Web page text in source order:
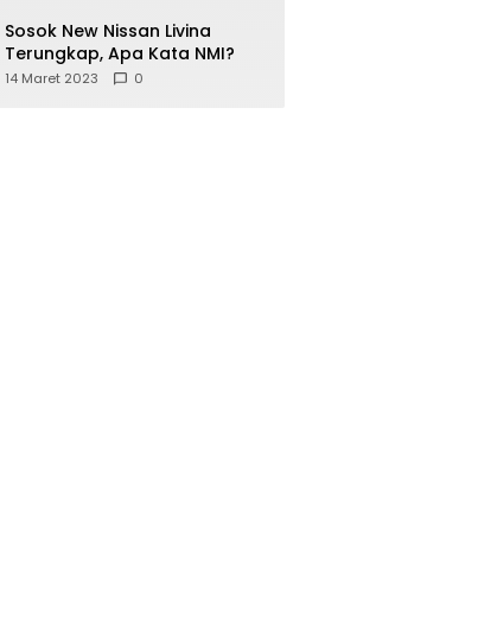
Sosok New Nissan Livina
Terungkap, Apa Kata NMI?
14 Maret 2023 0